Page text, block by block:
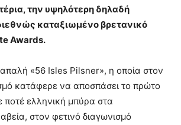
την υψηλότερη δηλαδή
καταξιωμένο βρετανικό
Awards.
απαλή «56 Isles Pilsner», η οποία στον
κατάφερε να αποσπάσει το πρώτο
ποτέ ελληνική μπύρα στα
στον φετινό διαγωνισμό